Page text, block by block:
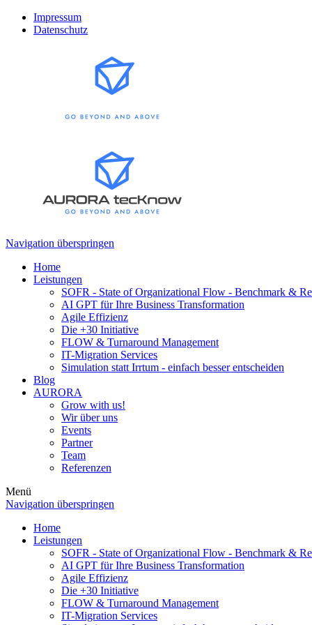
Impressum
Datenschutz
Navigation überspringen
Home
Leistungen
SOFR - State of Organizational Flow - Benchmark &
AI GPT für Ihre Business Transformation
Agile Effizienz
Die +30 Initiative
FLOW & Turnaround Management
IT-Migration Services
Simulation statt Irrtum - einfach besser entscheiden
Blog
AURORA
Grow with us!
Wir über uns
Events
Partner
Team
Referenzen
Menü
Navigation überspringen
Home
Leistungen
SOFR - State of Organizational Flow - Benchmark &
AI GPT für Ihre Business Transformation
Agile Effizienz
Die +30 Initiative
FLOW & Turnaround Management
IT-Migration Services